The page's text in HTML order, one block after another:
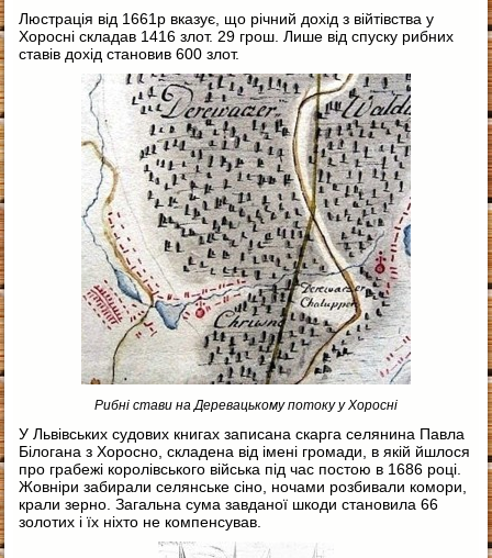
Люстрація від 1661р вказує, що річний дохід з війтівства у
Хоросні складав 1416 злот. 29 грош. Лише від спуску рибних
ставів дохід становив 600 злот.
Рибні стави на Деревацькому потоку у Хоросні
У Львівських судових книгах записана скарга селянина Павла
Білогана з Хоросно, складена від імені громади, в якій йшлося
про грабежі королівського війська під час постою в 1686 році.
Жовніри забирали селянське сіно, ночами розбивали комори,
крали зерно. Загальна сума завданої шкоди становила 66
золотих і їх ніхто не компенсував.